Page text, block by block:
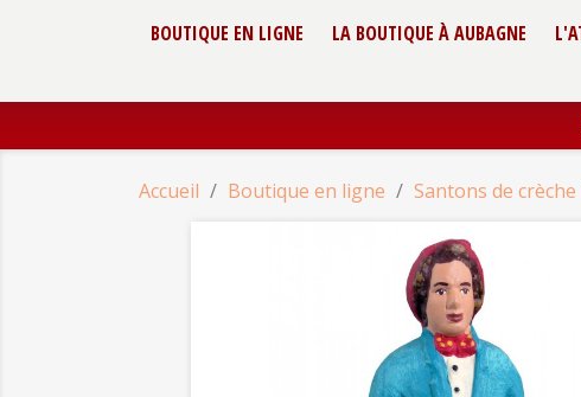
BOUTIQUE EN LIGNE LA BOUTIQUE À AUBAGNE
Accueil Boutique en ligne Santons de crèche